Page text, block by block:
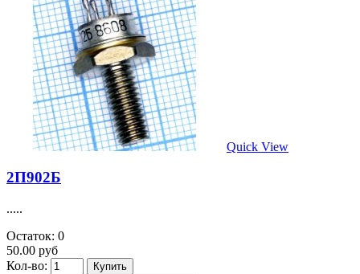
Quick View
2П902Б
.....
Остаток: 0
50.00 руб
Кол-во: